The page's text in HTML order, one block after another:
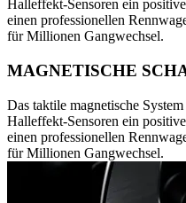
Halleffekt-Sensoren ein
einen professionellen
für Millionen Gangwechsel.
MAGNETISCHE
Das taktile magnetische
Halleffekt-Sensoren ein
einen professionellen
für Millionen Gangwechsel.